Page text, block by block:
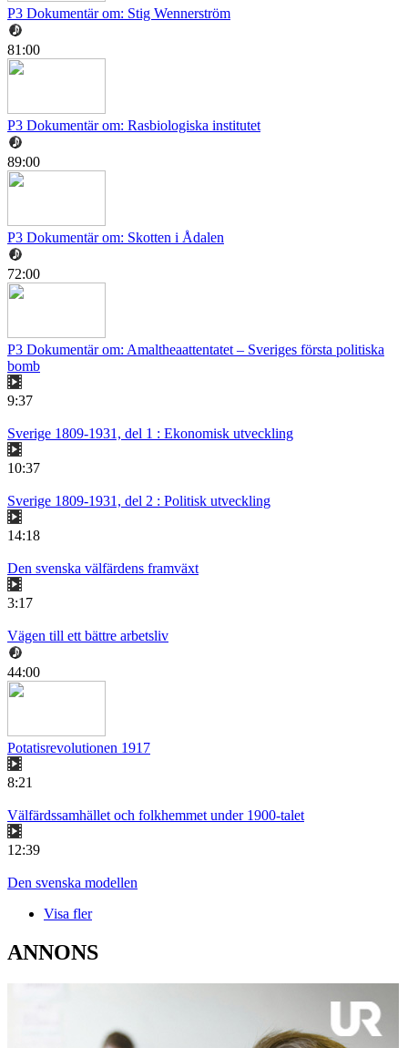
P3 Dokumentär om: Stig Wennerström
81:00
P3 Dokumentär om: Rasbiologiska institutet
89:00
P3 Dokumentär om: Skotten i Ådalen
72:00
P3 Dokumentär om: Amaltheaattentatet – Sveriges första politiska
bomb
9:37
Sverige 1809-1931, del 1 : Ekonomisk utveckling
10:37
Sverige 1809-1931, del 2 : Politisk utveckling
14:18
Den svenska välfärdens framväxt
3:17
Vägen till ett bättre arbetsliv
44:00
Potatisrevolutionen 1917
8:21
Välfärdssamhället och folkhemmet under 1900-talet
12:39
Den svenska modellen
Visa fler
ANNONS